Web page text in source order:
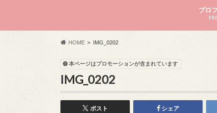
プロ
HOME IMG_0202
本ページはプロモーションが含まれています
IMG_0202
ポスト シェア